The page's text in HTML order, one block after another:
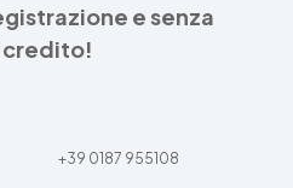
e senza
credito!
+39 0187 955108